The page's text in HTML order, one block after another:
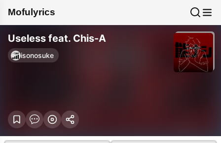
Mofulyrics
Useless feat. Chis-A
isonosuke